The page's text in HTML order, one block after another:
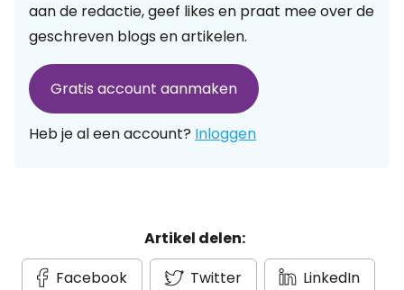
aan de redactie, geef likes en praat mee over de
geschreven blogs en artikelen.
Gratis account aanmaken
Heb je al een account? Inloggen
Artikel delen:
Facebook
Twitter LinkedIn